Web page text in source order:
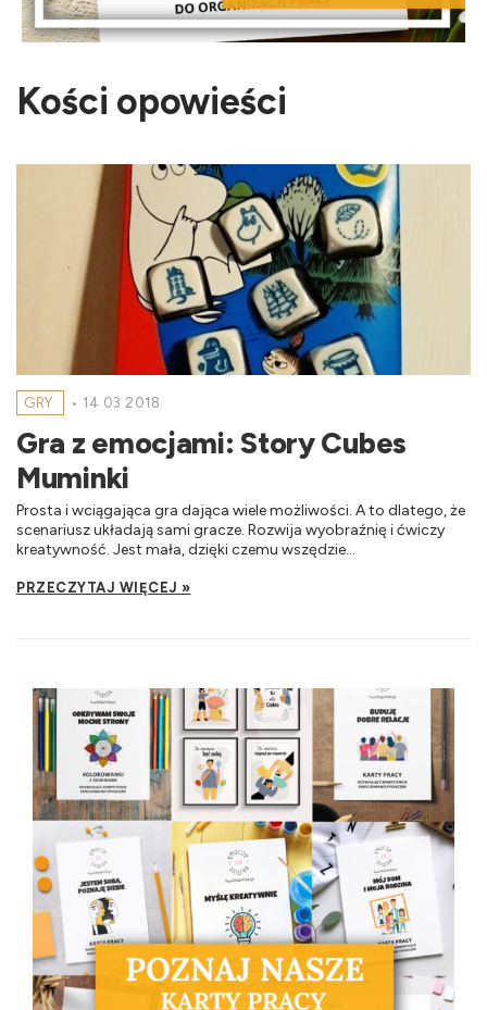
Kości opowieści
GRY • 14 03 2018
Gra z emocjami: Story Cubes
Muminki
Prosta i wciągająca gra dająca wiele możliwości. A to dlatego, że
scenariusz układają sami gracze. Rozwija wyobraźnię i ćwiczy
kreatywność. Jest mała, dzięki czemu wszędzie...
PRZECZYTAJ WIĘCEJ »